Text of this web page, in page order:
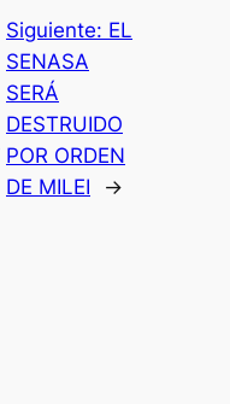
Siguiente: EL
SENASA
SERÁ
DESTRUIDO
POR ORDEN
DE MILEI
→